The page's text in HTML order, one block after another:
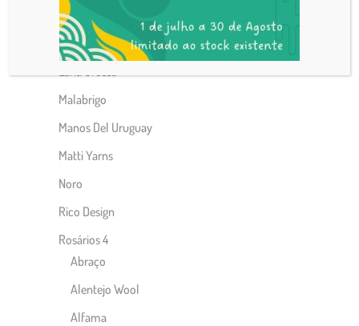
Isager
Katia
Malabrigo
Manos Del Uruguay
Matti Yarns
Noro
Rico Design
Rosários 4
Abraço
Alentejo Wool
Alfama